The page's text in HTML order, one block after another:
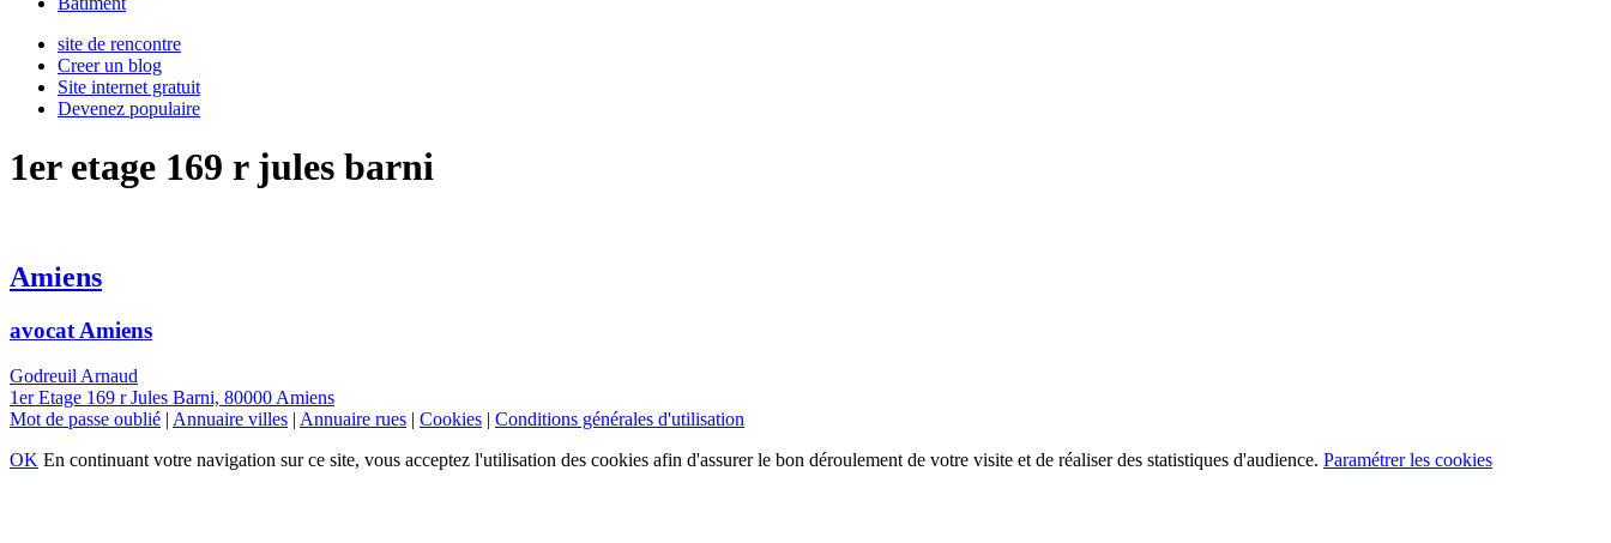
site de rencontre
Creer un blog
Site internet gratuit
Devenez populaire
1er etage 169 r jules barni
Amiens
avocat Amiens
Godreuil Arnaud
1er Etage 169 r Jules Barni, 80000 Amiens
Mot de passe oublié | Annuaire villes | Annuaire rues | Cookies | Conditions générales d'utilisation
OK En continuant votre navigation sur ce site, vous acceptez l'utilisation des cookies afin d'assurer le bon déroulement de votre visite et de réaliser des statistiques d'audience. Paramétrer les cookies